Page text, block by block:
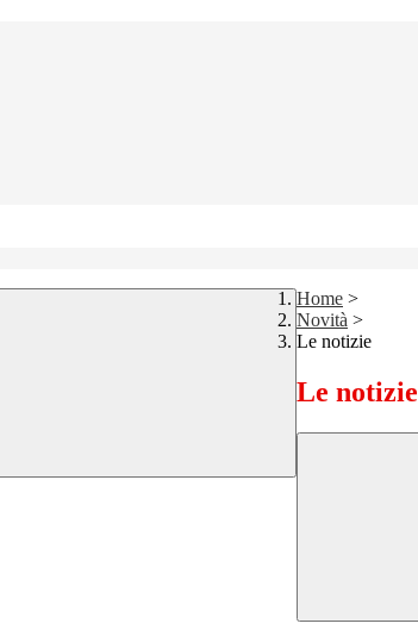
Home >
Novità >
Le notizie
Le notizie